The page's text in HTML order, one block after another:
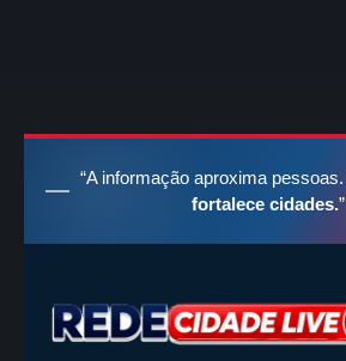
“A informação aproxima pessoas.
fortalece cidades.”